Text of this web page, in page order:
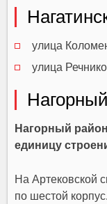
улица
улица
Нагорный
Нагорный
единицу
На Артековской
по шестой корпус.